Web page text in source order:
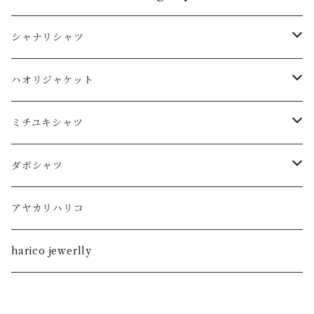
シャナリシャツ
長袖
XL
L
半袖
XL
L
ハオリジャケット
L
M
S
ミチユキシャツ
L
M
S
ダボシャツ
柿渋
XL
暮染
アヤカリハリコ
harico jewerlly